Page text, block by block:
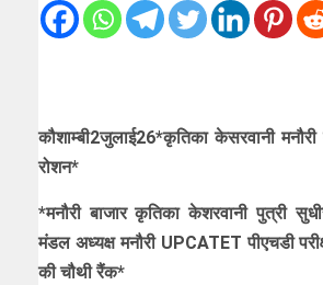
कौशाम्बी2जुलाई26*कृतिका केसरवानी मनौरी
रोशन*
*मनौरी बाजार कृतिका केशरवानी पुत्री
मंडल अध्यक्ष मनौरी UPCATET पीएचडी
की चौथी रैंक*